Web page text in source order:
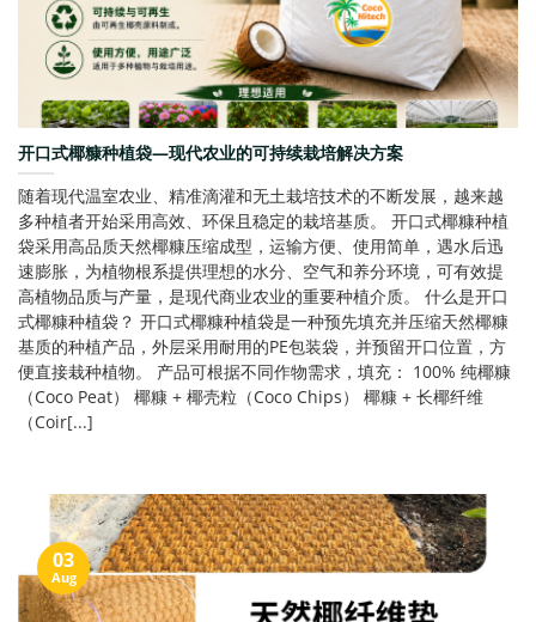
开口式椰糠种植袋—现代农业的可持续栽培解决方案
随着现代温室农业、精准滴灌和无土栽培技术的不断发展，越来越
多种植者开始采用高效、环保且稳定的栽培基质。 开口式椰糠种植
袋采用高品质天然椰糠压缩成型，运输方便、使用简单，遇水后迅
速膨胀，为植物根系提供理想的水分、空气和养分环境，可有效提
高植物品质与产量，是现代商业农业的重要种植介质。 什么是开口
式椰糠种植袋？ 开口式椰糠种植袋是一种预先填充并压缩天然椰糠
基质的种植产品，外层采用耐用的PE包装袋，并预留开口位置，方
便直接栽种植物。 产品可根据不同作物需求，填充： 100% 纯椰糠
（Coco Peat） 椰糠 + 椰壳粒（Coco Chips） 椰糠 + 长椰纤维
（Coir[...]
03
Aug